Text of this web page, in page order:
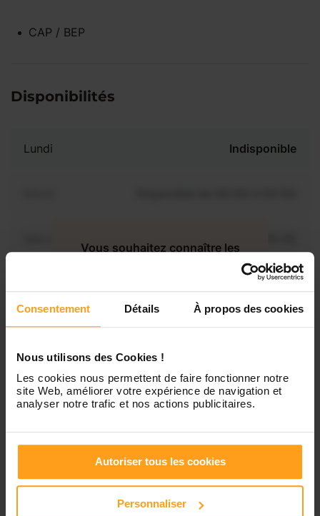
Consentement Détails À propos des cookies
Nous utilisons des Cookies !
Les cookies nous permettent de faire fonctionner notre
site Web, améliorer votre expérience de navigation et
analyser notre trafic et nos actions publicitaires.
Autoriser tous les cookies
Personnaliser
CAP / BEP
Disponibilités
Lundi Indisponible
Disponible de 00:00 à 00:00
Vendredi
Samedi Disponible de 00:00 à 00:00
Vous souhaitez connaître les
Contactez-nous
Services proposés